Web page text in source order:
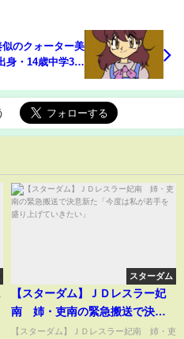
似のクォーター美
身・14歳中学3年
スターダム
【スターダム】ＪＤレスラー妃
南 姉・吏南の緊急搬送で決意
新た「今度は私が若手を盛り上
【スターダム】ＪＤレスラー妃南 姉・吏